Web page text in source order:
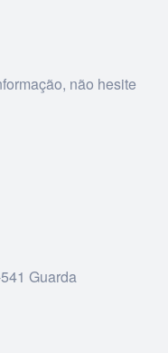
não hesite
Guarda